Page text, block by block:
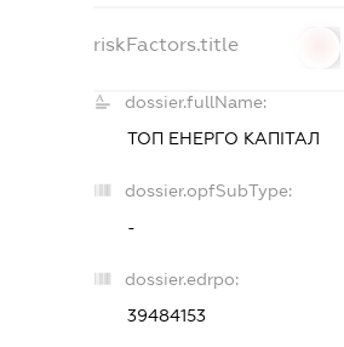
riskFactors.title
dossier.fullName:
ТОП ЕНЕРГО КАПІТАЛ
dossier.opfSubType:
-
dossier.edrpo:
39484153